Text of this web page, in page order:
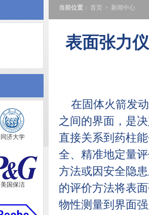
同济大学
美国保洁
当前位置 ： 首页 > 新闻中心
表面张力
在固体火箭发
之间的界面，是
直接关系到药柱
全、精准地定量
方法或因安全隐
的评价方法将表
物性测量到界面